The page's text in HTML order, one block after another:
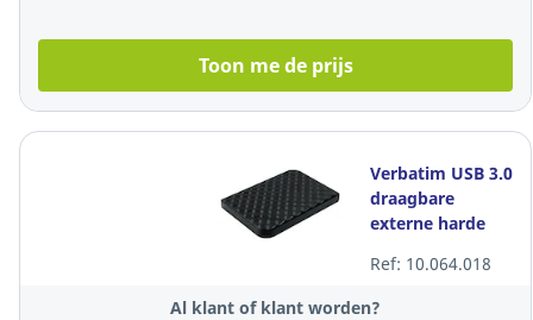
Toon me de prijs
Verbatim USB 3.0
draagbare
externe harde
zwart
Ref: 10.064.018
Al klant of klant worden?